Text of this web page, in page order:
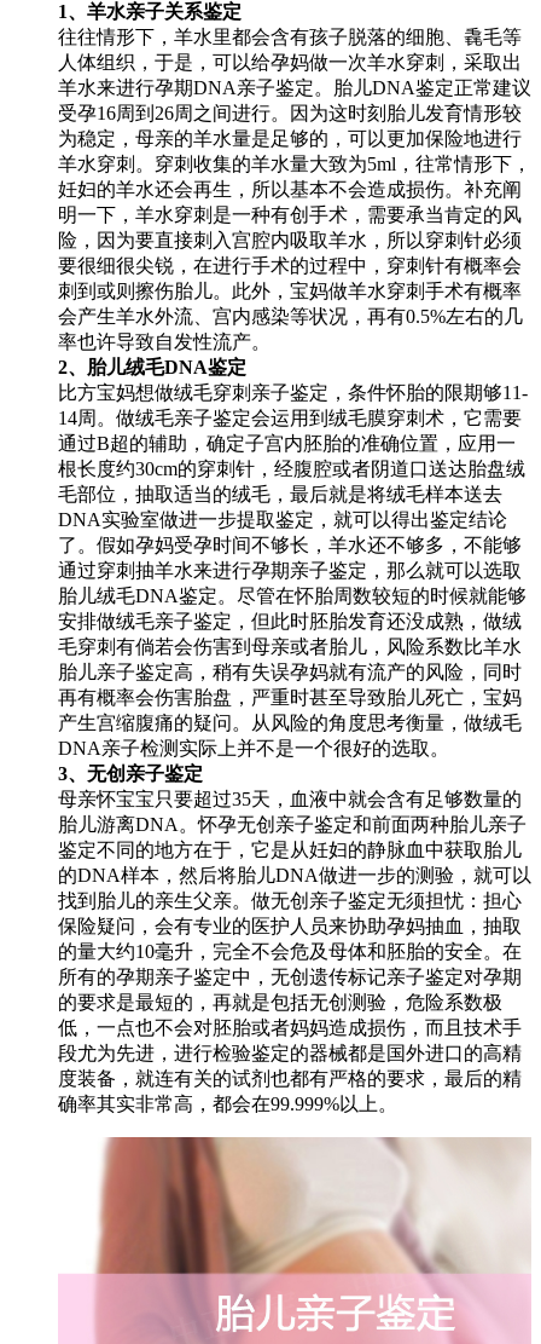
1、羊水亲子关系鉴定
往往情形下，羊水里都会含有孩子脱落的细胞、毳毛等
人体组织，于是，可以给孕妈做一次羊水穿刺，采取出
羊水来进行孕期DNA亲子鉴定。胎儿DNA鉴定正常建议
受孕16周到26周之间进行。因为这时刻胎儿发育情形较
为稳定，母亲的羊水量是足够的，可以更加保险地进行
羊水穿刺。穿刺收集的羊水量大致为5ml，往常情形下，
妊妇的羊水还会再生，所以基本不会造成损伤。补充阐
明一下，羊水穿刺是一种有创手术，需要承当肯定的风
险，因为要直接刺入宫腔内吸取羊水，所以穿刺针必须
要很细很尖锐，在进行手术的过程中，穿刺针有概率会
刺到或则擦伤胎儿。此外，宝妈做羊水穿刺手术有概率
会产生羊水外流、宫内感染等状况，再有0.5%左右的几
率也许导致自发性流产。
2、胎儿绒毛DNA鉴定
比方宝妈想做绒毛穿刺亲子鉴定，条件怀胎的限期够11-
14周。做绒毛亲子鉴定会运用到绒毛膜穿刺术，它需要
通过B超的辅助，确定子宫内胚胎的准确位置，应用一
根长度约30cm的穿刺针，经腹腔或者阴道口送达胎盘绒
毛部位，抽取适当的绒毛，最后就是将绒毛样本送去
DNA实验室做进一步提取鉴定，就可以得出鉴定结论
了。假如孕妈受孕时间不够长，羊水还不够多，不能够
通过穿刺抽羊水来进行孕期亲子鉴定，那么就可以选取
胎儿绒毛DNA鉴定。尽管在怀胎周数较短的时候就能够
安排做绒毛亲子鉴定，但此时胚胎发育还没成熟，做绒
毛穿刺有倘若会伤害到母亲或者胎儿，风险系数比羊水
胎儿亲子鉴定高，稍有失误孕妈就有流产的风险，同时
再有概率会伤害胎盘，严重时甚至导致胎儿死亡，宝妈
产生宫缩腹痛的疑问。从风险的角度思考衡量，做绒毛
DNA亲子检测实际上并不是一个很好的选取。
3、无创亲子鉴定
母亲怀宝宝只要超过35天，血液中就会含有足够数量的
胎儿游离DNA。怀孕无创亲子鉴定和前面两种胎儿亲子
鉴定不同的地方在于，它是从妊妇的静脉血中获取胎儿
的DNA样本，然后将胎儿DNA做进一步的测验，就可以
找到胎儿的亲生父亲。做无创亲子鉴定无须担忧：担心
保险疑问，会有专业的医护人员来协助孕妈抽血，抽取
的量大约10毫升，完全不会危及母体和胚胎的安全。在
所有的孕期亲子鉴定中，无创遗传标记亲子鉴定对孕期
的要求是最短的，再就是包括无创测验，危险系数极
低，一点也不会对胚胎或者妈妈造成损伤，而且技术手
段尤为先进，进行检验鉴定的器械都是国外进口的高精
度装备，就连有关的试剂也都有严格的要求，最后的精
确率其实非常高，都会在99.999%以上。